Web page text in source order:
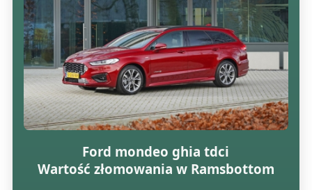
Ford mondeo ghia tdci
Wartość złomowania w Ramsbottom